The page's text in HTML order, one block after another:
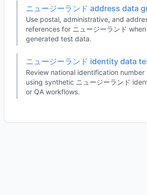
ニュージーランド address data
Use postal, administrative, and
references for ニュージーランド
generated test data.
ニュージーランド identity data
Review national identification
using synthetic ニュージーランド
or QA workflows.